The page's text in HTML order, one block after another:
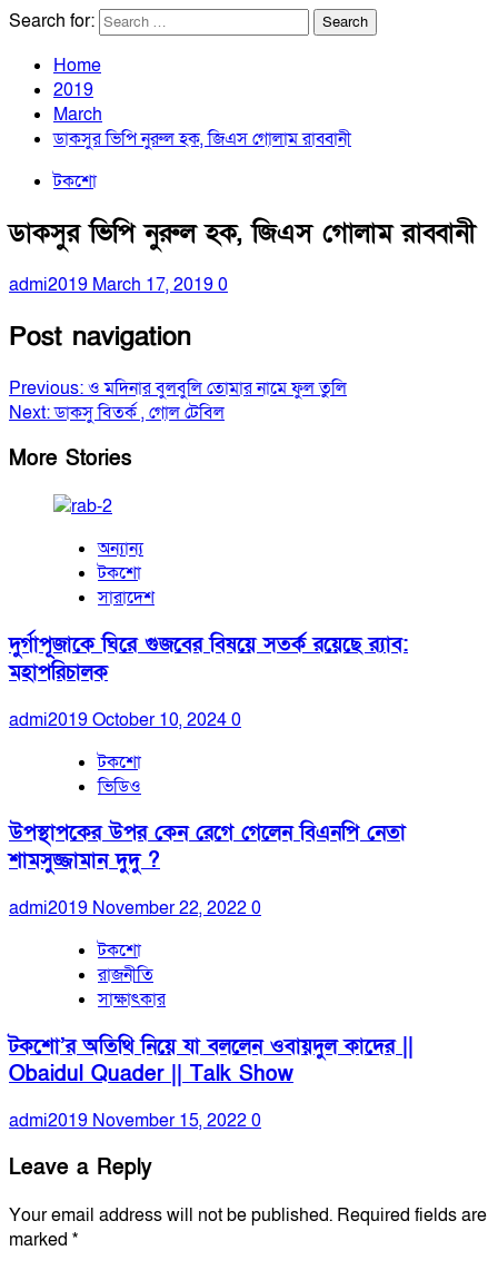
Search for:
Home
2019
March
ডাকসুর ভিপি নুরুল হক, জিএস গোলাম রাব্বানী
টকশো
ডাকসুর ভিপি নুরুল হক, জিএস গোলাম রাব্বানী
admi2019 March 17, 20190
Post navigation
Previous:ও মদিনার বুলবুলি তোমার নামে ফুল তুলি
Next:ডাকসু বিতর্ক , গোল টেবিল
More Stories
অন্যান্য
টকশো
সারাদেশ
দুর্গাপূজাকে ঘিরে গুজবের বিষয়ে সতর্ক রয়েছে র‍্যাব:
মহাপরিচালক
admi2019October 10, 20240
টকশো
ভিডিও
উপস্থাপকের উপর কেন রেগে গেলেন বিএনপি নেতা
শামসুজ্জামান দুদু ?
admi2019 November 22, 20220
টকশো
রাজনীতি
সাক্ষাৎকার
টকশো’র অতিথি নিয়ে যা বললেন ওবায়দুল কাদের ||
Obaidul Quader || Talk Show
admi2019 November 15, 20220
Leave a Reply
Your email address will not be published. Required fields are
marked *